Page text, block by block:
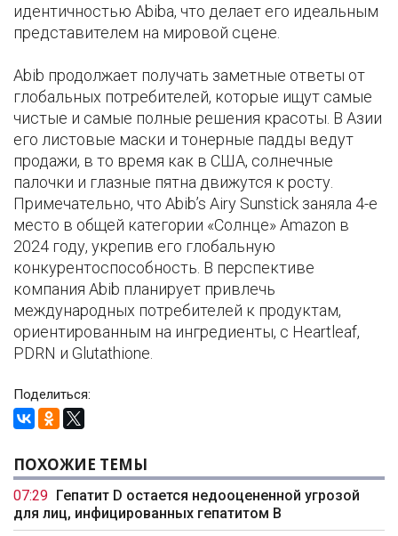
идентичностью Abibа, что делает его идеальным
представителем на мировой сцене.
Abib продолжает получать заметные ответы от
глобальных потребителей, которые ищут самые
чистые и самые полные решения красоты. В Азии
его листовые маски и тонерные падды ведут
продажи, в то время как в США, солнечные
палочки и глазные пятна движутся к росту.
Примечательно, что Abib’s Airy Sunstick заняла 4-е
место в общей категории «Солнце» Amazon в
2024 году, укрепив его глобальную
конкурентоспособность. В перспективе
компания Abib планирует привлечь
международных потребителей к продуктам,
ориентированным на ингредиенты, с Heartleaf,
PDRN и Glutathione.
Поделиться:
ПОХОЖИЕ ТЕМЫ
07:29 Гепатит D остается недооцененной угрозой
для лиц, инфицированных гепатитом B